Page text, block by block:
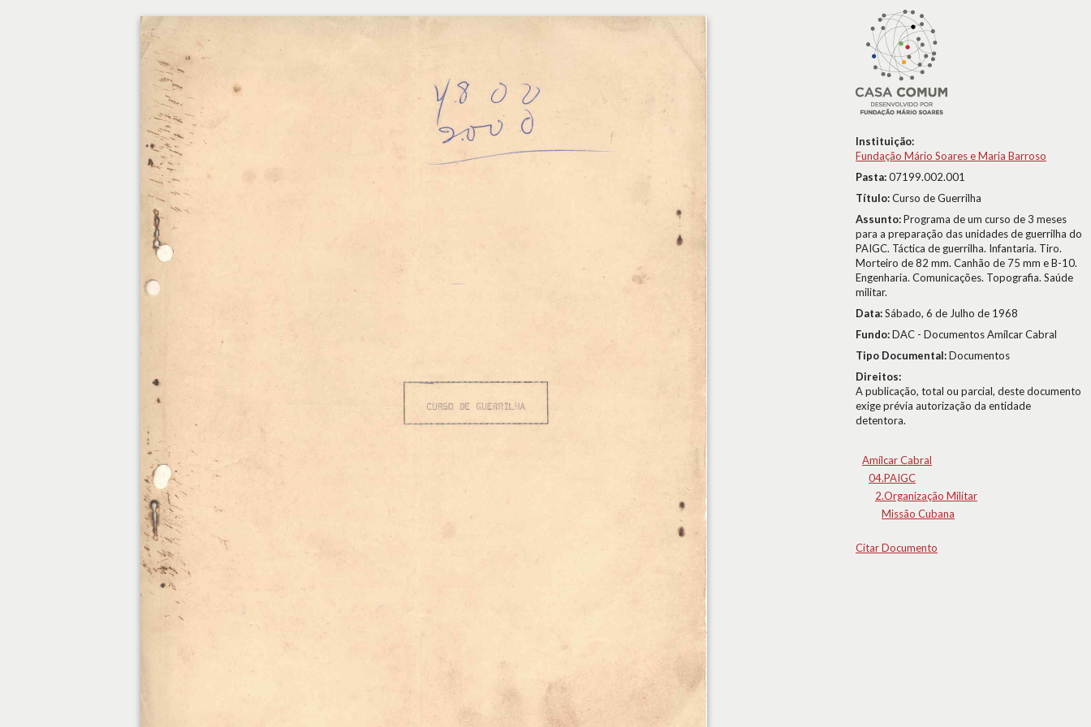
Instituição:
Fundação Mário Soares e Maria Barroso
Pasta:07199.002.001
Título:Curso de Guerrilha
Assunto:Programa de um curso de 3 meses
para a preparação das unidades de guerrilha do
PAIGC. Táctica de guerrilha. Infantaria. Tiro.
Morteiro de 82 mm. Canhão de 75 mm e B-10.
Engenharia. Comunicações. Topografia. Saúde
militar.
Data:Sábado, 6 de Julho de 1968
Fundo:DAC - Documentos Amílcar Cabral
Tipo Documental:Documentos
Direitos:
A publicação, total ou parcial, deste documento
exige prévia autorização da entidade
detentora.
Amílcar Cabral
04.PAIGC
2.Organização Militar
Missão Cubana
Citar Documento